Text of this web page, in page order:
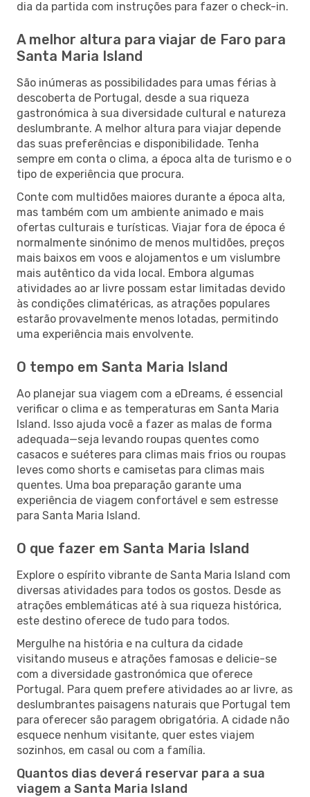
dia da partida com instruções para fazer o check-in.
A melhor altura para viajar de Faro para
Santa Maria Island
São inúmeras as possibilidades para umas férias à
descoberta de Portugal, desde a sua riqueza
gastronómica à sua diversidade cultural e natureza
deslumbrante. A melhor altura para viajar depende
das suas preferências e disponibilidade. Tenha
sempre em conta o clima, a época alta de turismo e o
tipo de experiência que procura.
Conte com multidões maiores durante a época alta,
mas também com um ambiente animado e mais
ofertas culturais e turísticas. Viajar fora de época é
normalmente sinónimo de menos multidões, preços
mais baixos em voos e alojamentos e um vislumbre
mais autêntico da vida local. Embora algumas
atividades ao ar livre possam estar limitadas devido
às condições climatéricas, as atrações populares
estarão provavelmente menos lotadas, permitindo
uma experiência mais envolvente.
O tempo em Santa Maria Island
Ao planejar sua viagem com a eDreams, é essencial
verificar o clima e as temperaturas em Santa Maria
Island. Isso ajuda você a fazer as malas de forma
adequada—seja levando roupas quentes como
casacos e suéteres para climas mais frios ou roupas
leves como shorts e camisetas para climas mais
quentes. Uma boa preparação garante uma
experiência de viagem confortável e sem estresse
para Santa Maria Island.
O que fazer em Santa Maria Island
Explore o espírito vibrante de Santa Maria Island com
diversas atividades para todos os gostos. Desde as
atrações emblemáticas até à sua riqueza histórica,
este destino oferece de tudo para todos.
Mergulhe na história e na cultura da cidade
visitando museus e atrações famosas e delicie-se
com a diversidade gastronómica que oferece
Portugal. Para quem prefere atividades ao ar livre, as
deslumbrantes paisagens naturais que Portugal tem
para oferecer são paragem obrigatória. A cidade não
esquece nenhum visitante, quer estes viajem
sozinhos, em casal ou com a família.
Quantos dias deverá reservar para a sua
viagem a Santa Maria Island